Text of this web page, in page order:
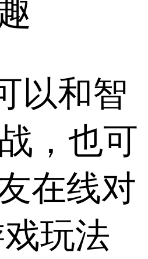
以和智
，也可
在线对
玩法